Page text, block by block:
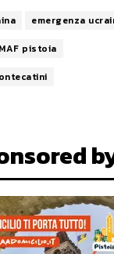
emergenza
MAF pistoia